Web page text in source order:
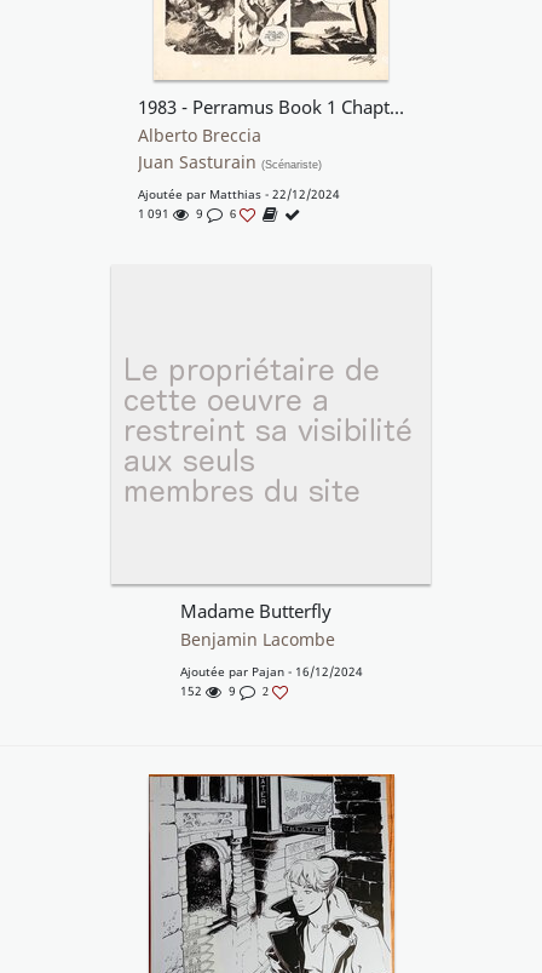
1983 - Perramus Book 1 Chapter 3
Alberto Breccia
Juan Sasturain (Scénariste)
Ajoutée par Matthias - 22/12/2024
1 091
9 6
Madame Butterfly
Benjamin Lacombe
Ajoutée par Pajan- 16/12/2024
152
9 2